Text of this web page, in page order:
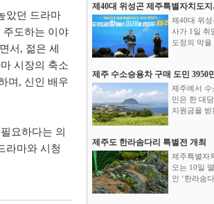
았던 드라마
주도하는 이야
서, 젊은 세
시장의 축소
며, 신인 배우
요하다는 의
라마와 시청
제40대 위성곤 제주특별자치도
제40대 위
사가 1일 취
도정의 막을 ..
제주 수소승용차 구매 도민 3950
제주에서 수
민은 한 대
지원금을 받
제주도 한라솜다리 특별전 개최
제주특별자
오는 10일
인 ‘한라솜다